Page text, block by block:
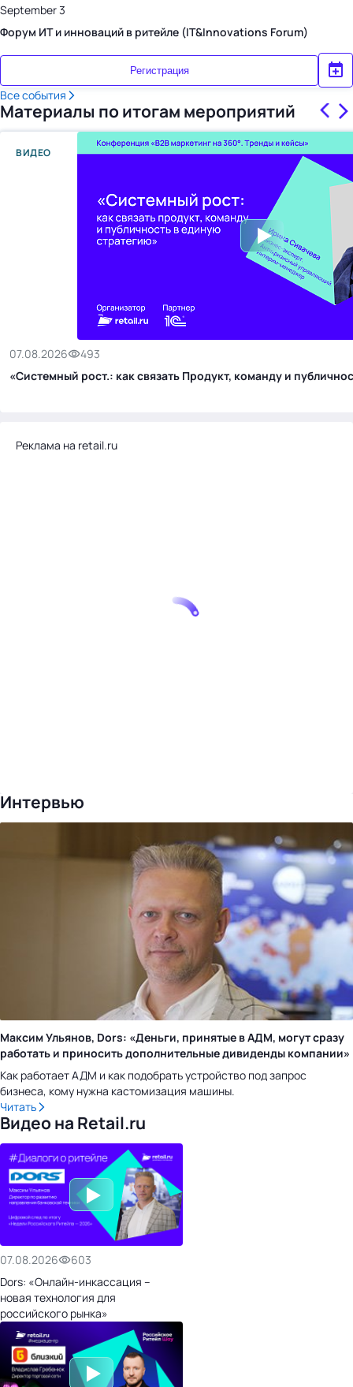
September 3
Форум ИТ и инноваций в ритейле (IT&Innovations Forum)
Регистрация
Все события
Материалы по итогам мероприятий
ВИДЕО
07.08.2026
493
«Системный рост.: как связать Продукт, команду и
Реклама на retail.ru
Интервью
Максим Ульянов, Dors: «Деньги, принятые в АДМ, могут сразу
работать и приносить дополнительные дивиденды компании»
Как работает АДМ и как подобрать устройство под запрос
бизнеса, кому нужна кастомизация машины.
Читать
Видео на Retail.ru
07.08.2026
603
Dors: «Онлайн-инкассация –
новая технология для
российского рынка»